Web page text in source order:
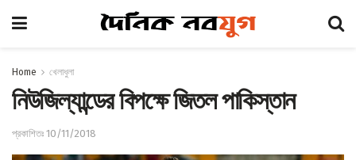
Home খেলাধুলা
নিউজিল্যান্ডের বিপক্ষে জিতল পাকিস্তান
প্রকাশিতঃ 10/11/2018